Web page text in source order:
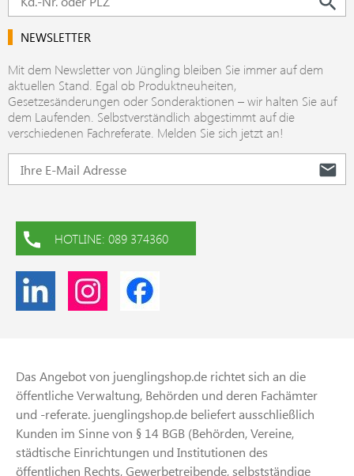
NEWSLETTER
Mit dem Newsletter von Jüngling bleiben Sie immer auf dem
aktuellen Stand. Egal ob Produktneuheiten,
Gesetzesänderungen oder Sonderaktionen – wir halten Sie auf
dem Laufenden. Selbstverständlich abgestimmt auf die
verschiedenen Fachreferate. Melden Sie sich jetzt an!
HOTLINE: 089 374360
Das Angebot von juenglingshop.de richtet sich an die
öffentliche Verwaltung, Behörden und deren Fachämter
und -referate. juenglingshop.de beliefert ausschließlich
Kunden im Sinne von § 14 BGB (Behörden, Vereine,
städtische Einrichtungen und Institutionen des
öffentlichen Rechts, Gewerbetreibende, selbstständige